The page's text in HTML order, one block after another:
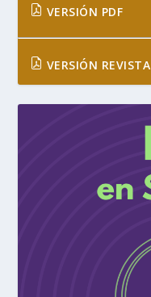
VERSIÓN PDF
VERSIÓN REVISTA